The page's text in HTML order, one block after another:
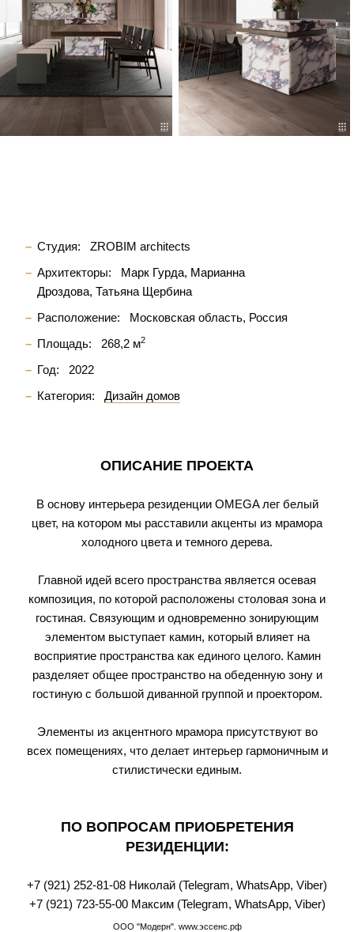
Студия:
ZROBIM architects
Архитекторы:
Марк Гурда Марианна
Дроздова Татьяна Щербина
Расположение:
Московская область, Россия
Площадь:
268,2 м2
Год:
2022
Категория:
Дизайн домов
ОПИСАНИЕ ПРОЕКТА
В основу интерьера резиденции OMEGA лег белый
цвет, на котором мы расставили акценты из мрамора
холодного цвета и темного дерева.
Главной идей всего пространства является осевая
композиция, по которой расположены столовая зона и
гостиная. Связующим и одновременно зонирующим
элементом выступает камин, который влияет на
восприятие пространства как единого целого. Камин
разделяет общее пространство на обеденную зону и
гостиную с большой диванной группой и проектором.
Элементы из акцентного мрамора присутствуют во
всех помещениях, что делает интерьер гармоничным и
стилистически единым.
ПО ВОПРОСАМ ПРИОБРЕТЕНИЯ
РЕЗИДЕНЦИИ:
+7 (921) 252-81-08 Николай (Telegram, WhatsАpp, Viber)
+7 (921) 723-55-00Максим (Telegram, WhatsАpp, Viber)
ООО "Модерн". www.эссенс.рф